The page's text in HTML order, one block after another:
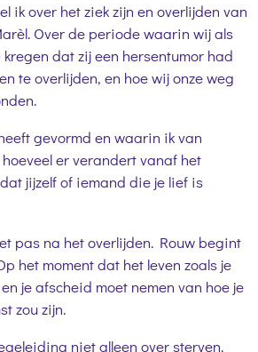
ik over het ziek zijn en overlijden van
Over de periode waarin wij als
dat zij een hersentumor had
te overlijden, en hoe wij onze weg
gevormd en waarin ik van
er verandert vanaf het
jijzelf of iemand die je lief is
pas na het overlijden. Rouw begint
het moment dat het leven zoals je
je afscheid moet nemen van hoe je
zou zijn.
niet alleen over sterven.